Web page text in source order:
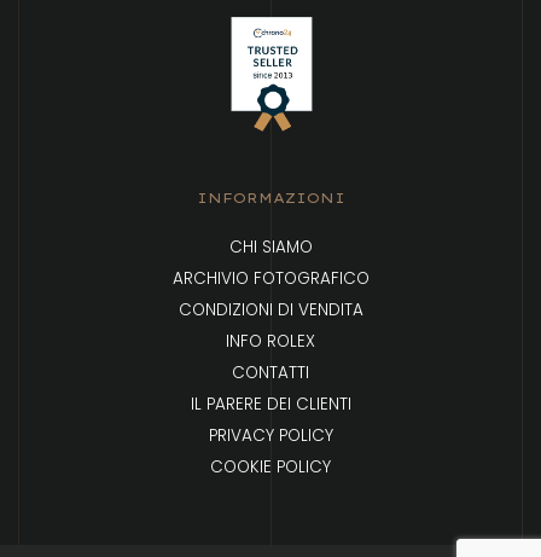
INFORMAZIONI
CHI SIAMO
ARCHIVIO FOTOGRAFICO
CONDIZIONI DI VENDITA
INFO ROLEX
CONTATTI
IL PARERE DEI CLIENTI
PRIVACY POLICY
COOKIE POLICY